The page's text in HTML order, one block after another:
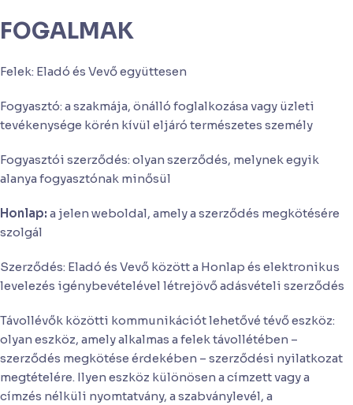
FOGALMAK
Felek: Eladó és Vevő együttesen
Fogyasztó: a szakmája, önálló foglalkozása vagy üzleti
tevékenysége körén kívül eljáró természetes személy
Fogyasztói szerződés: olyan szerződés, melynek egyik
alanya fogyasztónak minősül
Honlap: a jelen weboldal, amely a szerződés megkötésére
szolgál
Szerződés: Eladó és Vevő között a Honlap és elektronikus
levelezés igénybevételével létrejövő adásvételi szerződés
Távollévők közötti kommunikációt lehetővé tévő eszköz:
olyan eszköz, amely alkalmas a felek távollétében –
szerződés megkötése érdekében – szerződési nyilatkozat
megtételére. Ilyen eszköz különösen a címzett vagy a
címzés nélküli nyomtatvány, a szabványlevél, a